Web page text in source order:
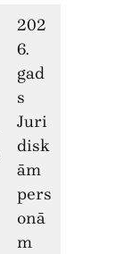
202
6.
gad
s
Juri
disk
ām
pers
onā
m